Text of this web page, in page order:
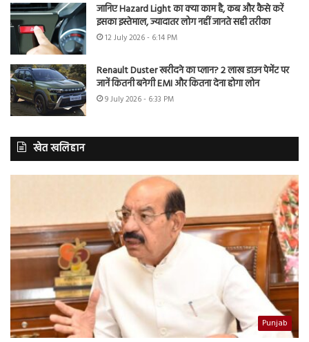
जानिए Hazard Light का क्या काम है, कब और कैसे करें
इसका इस्तेमाल, ज्यादातर लोग नहीं जानते सही तरीका
12 July 2026 - 6:14 PM
Renault Duster खरीदने का प्लान? 2 लाख डाउन पेमेंट पर
जानें कितनी बनेगी EMI और कितना देना होगा लोन
9 July 2026 - 6:33 PM
खेत खलिहान
Punjab